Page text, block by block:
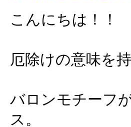
こんにちは！！
厄除けの意味を
バロンモチーフ
ス。